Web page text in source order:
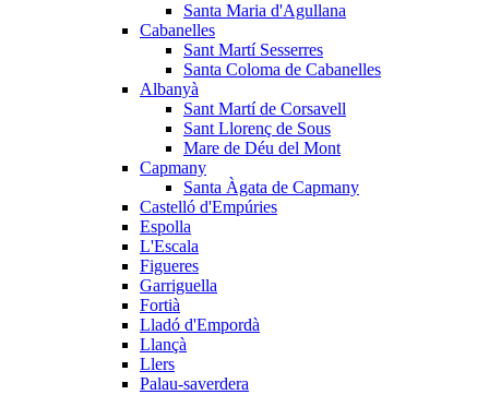
Santa Maria d'Agullana
Cabanelles
Sant Martí Sesserres
Santa Coloma de Cabanelles
Albanyà
Sant Martí de Corsavell
Sant Llorenç de Sous
Mare de Déu del Mont
Capmany
Santa Àgata de Capmany
Castelló d'Empúries
Espolla
L'Escala
Figueres
Garriguella
Fortià
Lladó d'Empordà
Llançà
Llers
Palau-saverdera